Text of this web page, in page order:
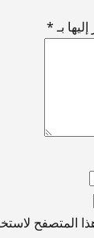
بـ*
المتصفح